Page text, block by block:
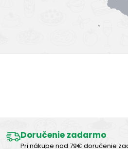
Doručenie zadarmo
Pri nákupe nad 79€ doručenie